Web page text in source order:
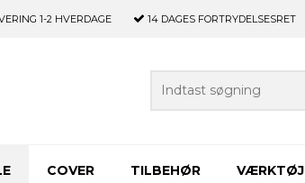
1-2 HVERDAGE 14 DAGES FORTRYDELSESRET
COVER TILBEHØR VÆRKTØJ